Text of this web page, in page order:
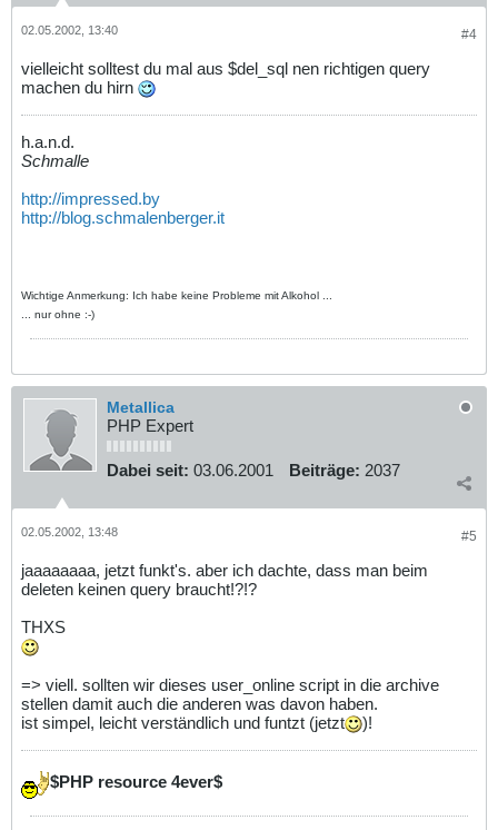
#4
02.05.2002, 13:40
vielleicht solltest du mal aus $del_sql nen richtigen query
machen du hirn
h.a.n.d.
Schmalle
http://impressed.by
http://blog.schmalenberger.it
Wichtige Anmerkung: Ich habe keine Probleme mit Alkohol ...
... nur ohne :-)
Metallica
PHP Expert
Dabei seit: 03.06.2001 Beiträge: 2037
#5
02.05.2002, 13:48
jaaaaaaaa, jetzt funkt's. aber ich dachte, dass man beim
deleten keinen query braucht!?!?
THXS
=> viell. sollten wir dieses user_online script in die archive
stellen damit auch die anderen was davon haben.
ist simpel, leicht verständlich und funtzt (jetzt
)!
$PHP resource 4ever$